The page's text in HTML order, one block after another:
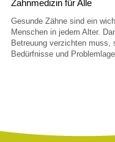
Zahnmedizin für Alle
Gesunde Zähne sind ein
Menschen in jedem Alter.
Betreuung verzichten muss,
Bedürfnisse und